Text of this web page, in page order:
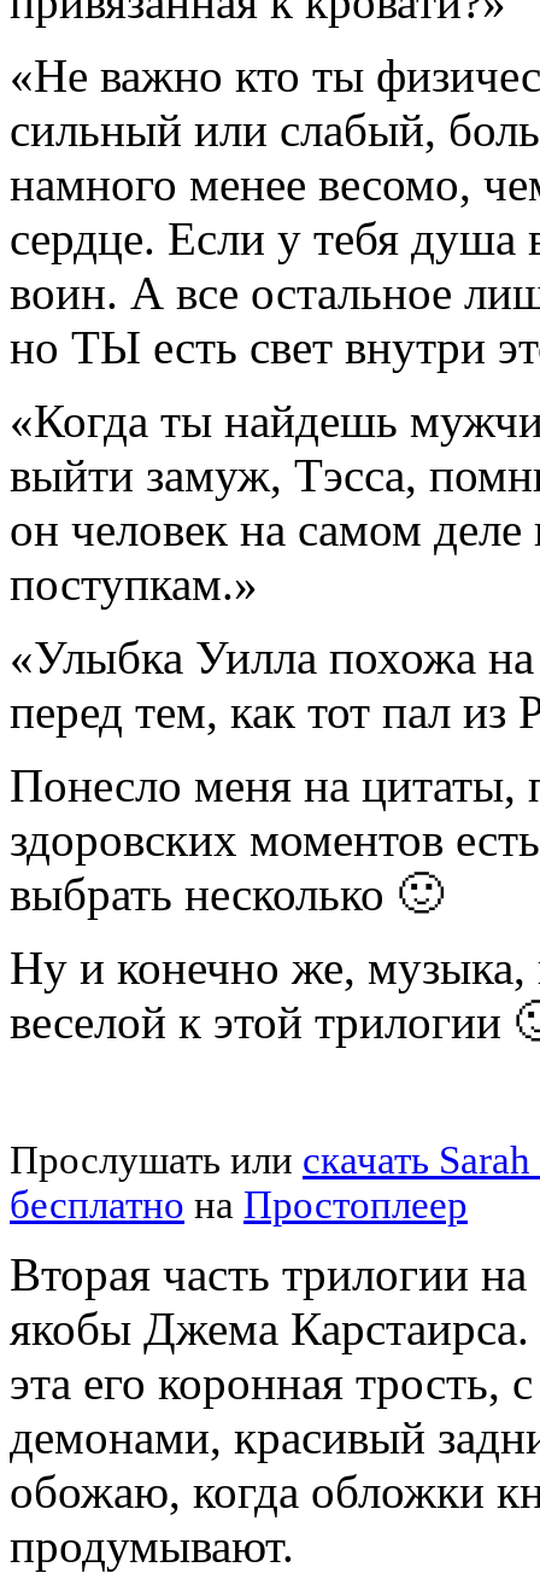
«Не важно кто ты
сильный или слабый,
намного менее весомо,
сердце. Если у тебя
воин. А все остальное
но ТЫ есть свет внутри
«Когда ты найдешь
выйти замуж, Тэсса,
он человек на самом деле
поступкам.»
«Улыбка Уилла похожа
перед тем, как тот пал из
Понесло меня на цитаты,
здоровских моментов
выбрать несколько 🙂
Ну и конечно же, музыка,
веселой к этой трилогии
Прослушать или скачать
бесплатно на Простоплеер
Вторая часть трилогии
якобы Джема
эта его коронная трость,
демонами, красивый
обожаю, когда обложки
продумывают.